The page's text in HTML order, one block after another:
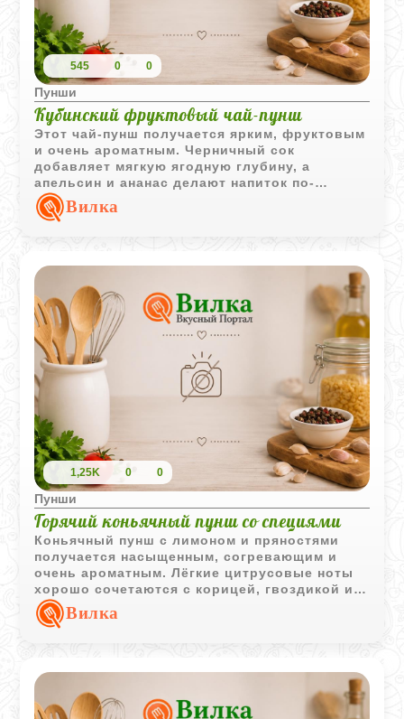
545 0 0
Пунши
Кубинский фруктовый чай-пунш
Этот чай-пунш получается ярким, фруктовым
и очень ароматным. Черничный сок
добавляет мягкую ягодную глубину, а
апельсин и ананас делают напиток по-
настоящему сочным и солнечным даже в
прохладную погоду.
Вилка
1,25K 0 0
Пунши
Горячий коньячный пунш со специями
Коньячный пунш с лимоном и пряностями
получается насыщенным, согревающим и
очень ароматным. Лёгкие цитрусовые ноты
хорошо сочетаются с корицей, гвоздикой и
мягким коньячным вкусом.
Вилка